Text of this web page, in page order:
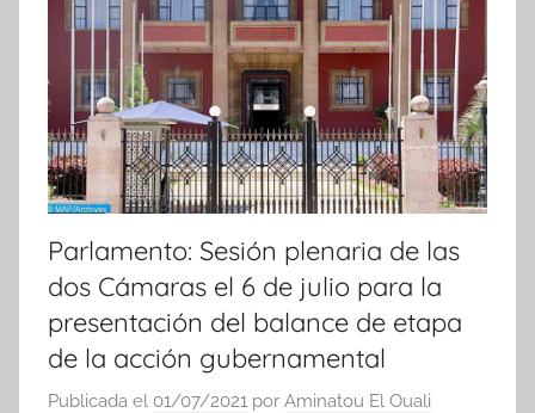
Parlamento: Sesión plenaria de las
dos Cámaras el 6 de julio para la
presentación del balance de etapa
de la acción gubernamental
Publicada el 01/07/2021 por Aminatou El Ouali